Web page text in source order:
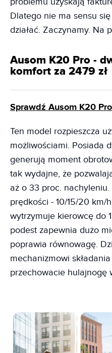
Dlatego nie ma sensu
działać. Zaczynamy. Na
Ausom K20 Pro -
komfort za 2479 zł
Sprawdź Ausom K20 Pro
Ten model rozpieszcza
możliwościami. Posiada
generują moment
tak wydajne, że
aż o 33 proc.
prędkości - 10/15/20 km/
wytrzymuje kierowcę do
podest zapewnia dużo
poprawia równowagę.
mechanizmowi
przechowacie hulajnogę